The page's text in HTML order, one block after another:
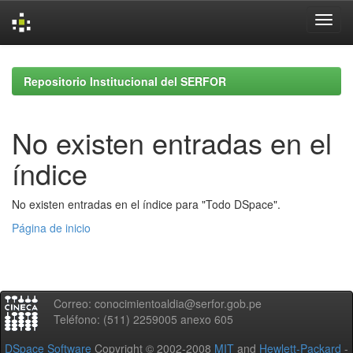
navigationRepositorio Institucional del SERFOR
No existen entradas en el
índice
No existen entradas en el índice para "Todo DSpace".
Página de inicio
Correo: conocimientoaldia@serfor.gob.pe
Teléfono: (511) 2259005 anexo 605
DSpace Software Copyright © 2002-2008 MIT and Hewlett-Packard -